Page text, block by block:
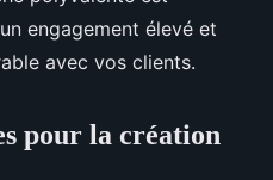
engagement élevé et
avec vos clients.
pour la création